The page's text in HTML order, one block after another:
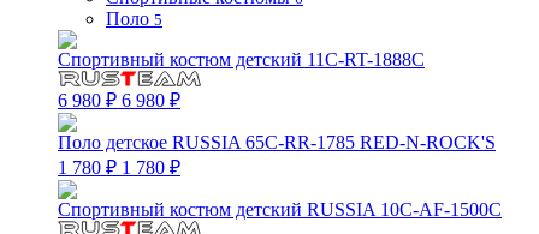
Поло 5
Спортивный костюм детский 11C-RT-1888C
6 980 ₽ 6 980 ₽
Поло детское RUSSIA 65C-RR-1785 RED-N-ROCK'S
1 780 ₽ 1 780 ₽
Спортивный костюм детский RUSSIA 10C-AF-1500C